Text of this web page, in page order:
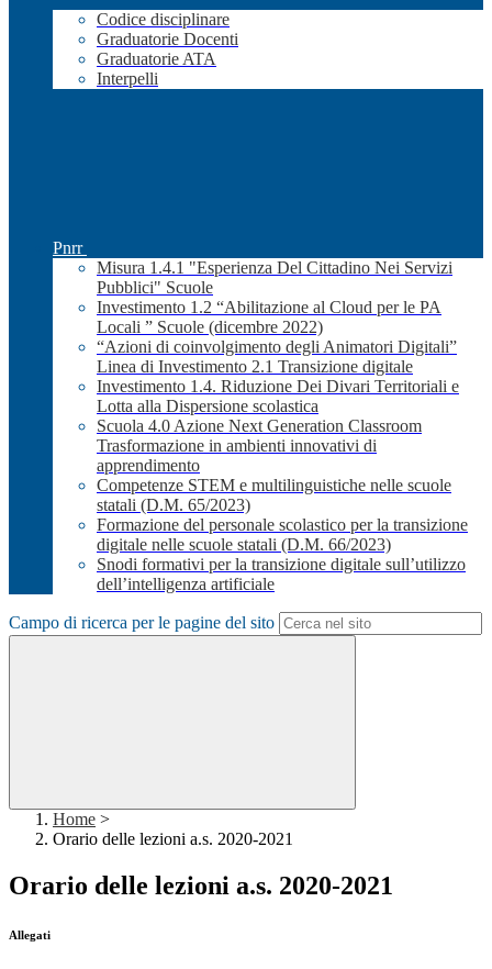
Codice disciplinare
Graduatorie Docenti
Graduatorie ATA
Interpelli
Pnrr
Misura 1.4.1 "Esperienza Del Cittadino Nei Servizi
Pubblici" Scuole
Investimento 1.2 “Abilitazione al Cloud per le PA
Locali ” Scuole (dicembre 2022)
“Azioni di coinvolgimento degli Animatori Digitali”
Linea di Investimento 2.1 Transizione digitale
Investimento 1.4. Riduzione Dei Divari Territoriali e
Lotta alla Dispersione scolastica
Scuola 4.0 Azione Next Generation Classroom
Trasformazione in ambienti innovativi di
apprendimento
Competenze STEM e multilinguistiche nelle scuole
statali (D.M. 65/2023)
Formazione del personale scolastico per la transizione
digitale nelle scuole statali (D.M. 66/2023)
Snodi formativi per la transizione digitale sull’utilizzo
dell’intelligenza artificiale
Campo di ricerca per le pagine del sito
Home >
Orario delle lezioni a.s. 2020-2021
Orario delle lezioni a.s. 2020-2021
Allegati